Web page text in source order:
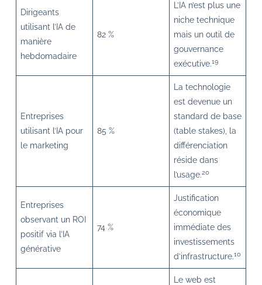
Dirigeants
utilisant l’IA de
manière
hebdomadaire
82 %
L’IA n’est plus une
niche technique
mais un outil de
gouvernance
exécutive.19
Entreprises
utilisant l’IA pour
le marketing
85 %
La technologie
est devenue un
standard de base
(table stakes), la
différenciation
réside dans
l’usage.20
Entreprises
observant un ROI
positif via l’IA
générative
74 %
Justification
économique
immédiate des
investissements
d’infrastructure.10
Le web est